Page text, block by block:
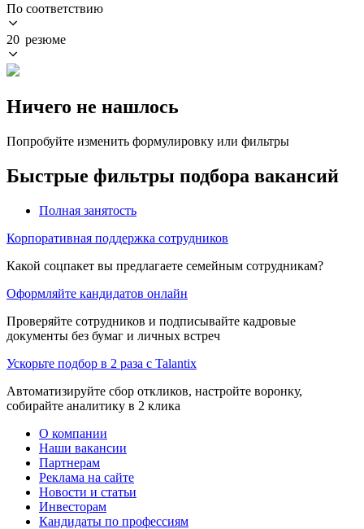
По соответствию
20 резюме
Ничего не нашлось
Попробуйте изменить формулировку или фильтры
Быстрые фильтры подбора вакансий
Полная занятость
Корпоративная поддержка сотрудников
Какой соцпакет вы предлагаете семейным сотрудникам?
Оформляйте кандидатов онлайн
Проверяйте сотрудников и подписывайте кадровые
документы без бумаг и личных встреч
Ускорьте подбор в 2 раза с Talantix
Автоматизируйте сбор откликов, настройте воронку,
собирайте аналитику в 2 клика
О компании
Наши вакансии
Партнерам
Реклама на сайте
Новости и статьи
Инвесторам
Кандидаты по профессиям